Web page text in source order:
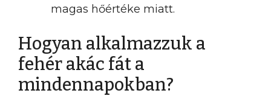
magas hőértéke miatt.
Hogyan alkalmazzuk a
fehér akác fát a
mindennapokban?